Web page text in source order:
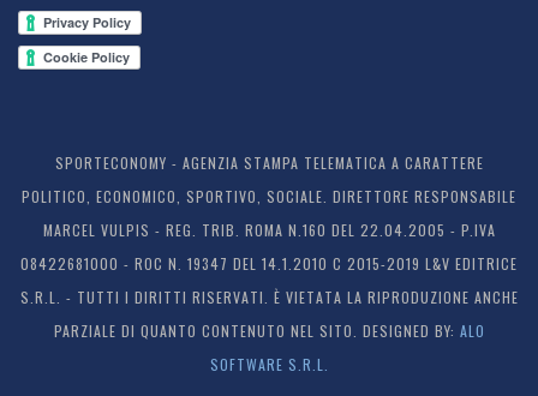
SPORTECONOMY - AGENZIA STAMPA TELEMATICA A CARATTERE
POLITICO, ECONOMICO, SPORTIVO, SOCIALE. DIRETTORE RESPONSABILE
MARCEL VULPIS - REG. TRIB. ROMA N.160 DEL 22.04.2005 - P.IVA
08422681000 - ROC N. 19347 DEL 14.1.2010 C 2015-2019 L&V EDITRICE
S.R.L. - TUTTI I DIRITTI RISERVATI. È VIETATA LA RIPRODUZIONE ANCHE
PARZIALE DI QUANTO CONTENUTO NEL SITO. DESIGNED BY: ALO
SOFTWARE S.R.L.